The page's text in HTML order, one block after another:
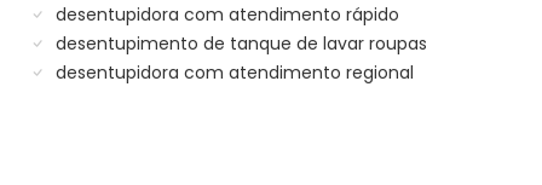
desentupidora com atendimento rápido
desentupimento de tanque de lavar roupas
desentupidora com atendimento regional